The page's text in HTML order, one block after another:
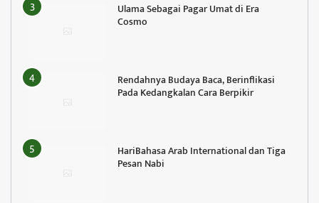
Ulama Sebagai Pagar Umat di Era
Cosmo
Rendahnya Budaya Baca, Berinflikasi
Pada Kedangkalan Cara Berpikir
HariBahasa Arab International dan Tiga
Pesan Nabi